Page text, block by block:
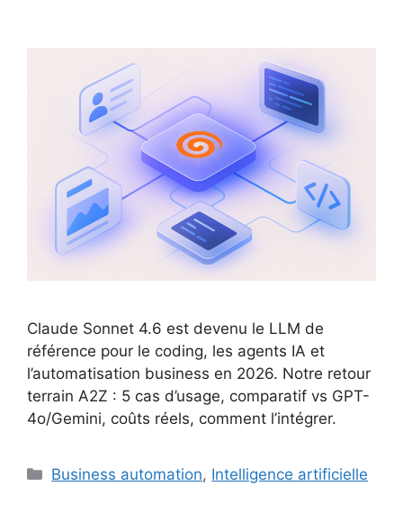
Claude Sonnet 4.6 est devenu le LLM de
référence pour le coding, les agents IA et
l’automatisation business en 2026. Notre retour
terrain A2Z : 5 cas d’usage, comparatif vs GPT-
4o/Gemini, coûts réels, comment l’intégrer.
Catégories
Business automation, Intelligence artificielle